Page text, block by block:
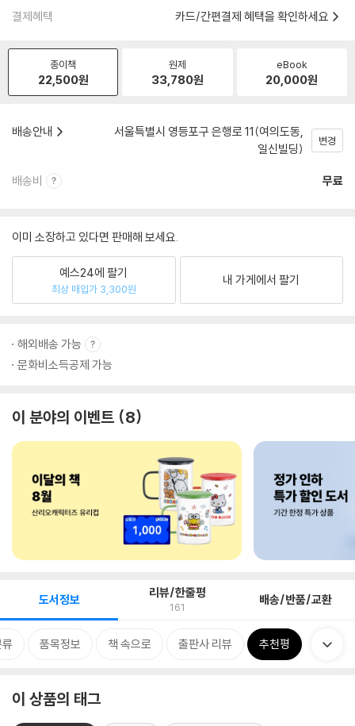
결제혜택 카드/간편결제 혜택을 확인하세요
종이책
22,500원
원제
33,780원
eBook
20,000원
배송안내
서울특별시 영등포구 은행로 11(여의도동,
일신빌딩)
변경
배송비 무료
이미 소장하고 있다면 판매해 보세요.
예스24에 팔기
최상 매입가 3,300원
내 가게에서 팔기
해외배송 가능
문화비소득공제 가능
이 분야의 이벤트 8
도서정보 리뷰/한줄평
161 배송/반품/교환
품목정보 책 속으로 출판사 리뷰 추천평
이 상품의 태그